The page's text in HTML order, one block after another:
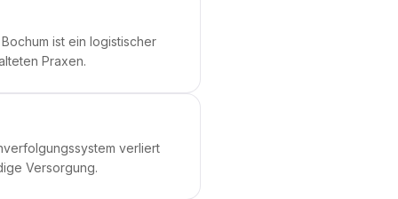
ist ein logistischer
Praxen.
verliert
Versorgung.